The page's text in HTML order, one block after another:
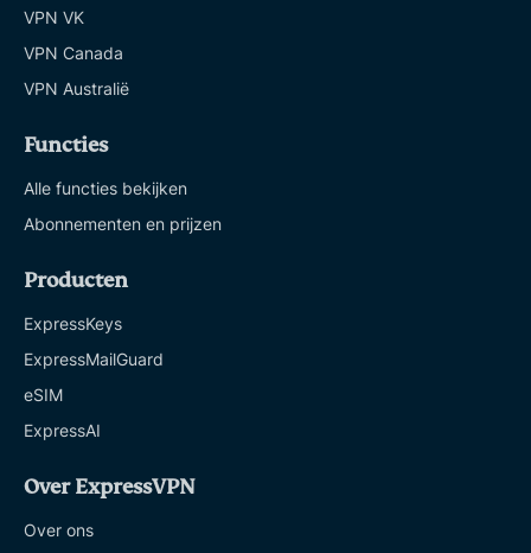
VPN VK
VPN Canada
VPN Australië
Functies
Alle functies bekijken
Abonnementen en prijzen
Producten
ExpressKeys
ExpressMailGuard
eSIM
ExpressAI
Over ExpressVPN
Over ons